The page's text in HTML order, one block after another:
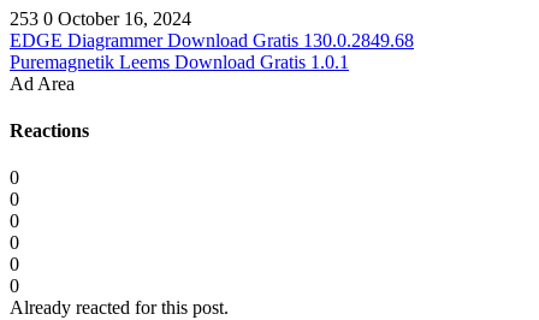
253 0 October 16, 2024
EDGE Diagrammer Download Gratis 130.0.2849.68
Puremagnetik Leems Download Gratis 1.0.1
Ad Area
Reactions
0
0
0
0
0
0
Already reacted for this post.